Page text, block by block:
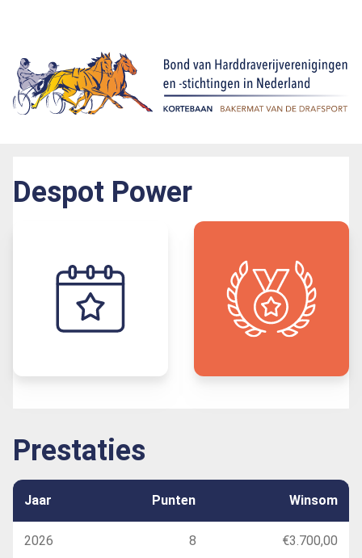
Despot Power
Prestaties
Jaar Punten Winsom
2026 8 €3.700,00